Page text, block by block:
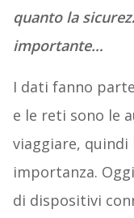
quanto la
importante…
I dati fanno
e le reti sono le
viaggiare, quindi
importanza.
di dispositivi